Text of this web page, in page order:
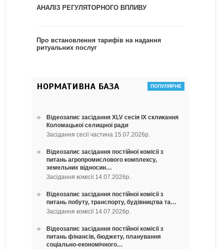
АНАЛІЗ РЕГУЛЯТОРНОГО ВПЛИВУ
Про встановлення тарифів на надання
ритуальних послуг
НОРМАТИВНА БАЗА
Відеозапис засідання ХLV сесія ІХ скликання
Коломацької селищної ради
Засідання сесії частина 15.07.2026р.
Відеозапис засідання постійної комісії з
питань агропромислового комплексу,
земельних відносин…
Засідання комісії 14.07.2026р.
Відеозапис засідання постійної комісії з
питань побуту, транспорту, будівництва та…
Засідання комісії 14.07.2026р.
Відеозапис засідання постійної комісії з
питань фінансів, бюджету, планування
соціально-економічного…